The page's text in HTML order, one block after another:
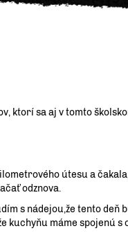
ktorí sa aj v tomto
útesu a
odznova.
s nádejou,že tento deň
kuchyňu máme spojenú